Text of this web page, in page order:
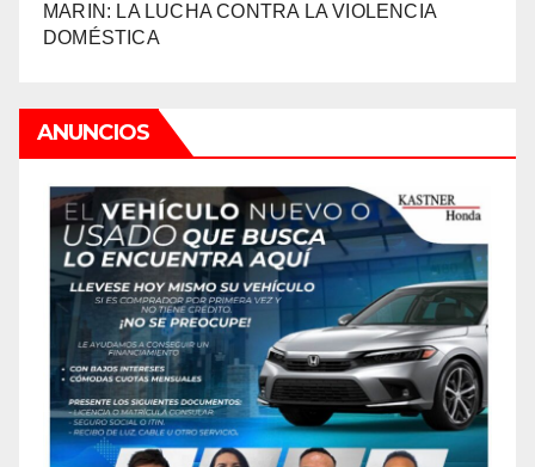
MARIN: LA LUCHA CONTRA LA VIOLENCIA
DOMÉSTICA
ANUNCIOS